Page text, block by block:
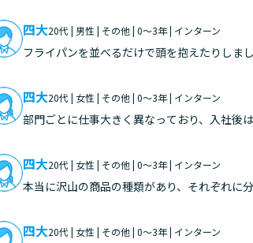
四大20代 | 男性 | その他 | 0～3年 | インターン
フライパンを並べるだけで頭を抱えたりしま
四大20代 | 女性 | その他 | 0～3年 | インターン
部門ごとに仕事大きく異なっており、入社後
四大20代 | 女性 | その他 | 0～3年 | インターン
本当に沢山の商品の種類があり、それぞれに
来上が…
四大20代 | 女性 | その他 | 0～3年 | インターン